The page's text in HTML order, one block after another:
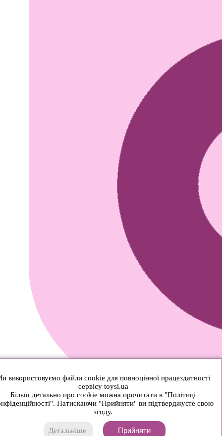
використовуємо файли cookie для повноцінної працездатності
сервісу toysi.ua
Більш детально про cookie можна прочитати в "Політиці
Натискаючи "Прийняти" ви підтверджуєте свою
згоду.
Детальніше Прийняти
© 2026 Toysi.ua